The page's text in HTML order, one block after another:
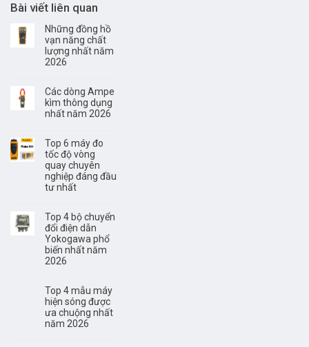
Bài viết liên quan
Những đồng hồ
vạn năng chất
lượng nhất năm
2026
Các dòng Ampe
kìm thông dụng
nhất năm 2026
Top 6 máy đo
tốc độ vòng
quay chuyên
nghiệp đáng đầu
tư nhất
Top 4 bộ chuyển
đổi điện dẫn
Yokogawa phổ
biến nhất năm
2026
Top 4 mẫu máy
hiện sóng được
ưa chuộng nhất
năm 2026